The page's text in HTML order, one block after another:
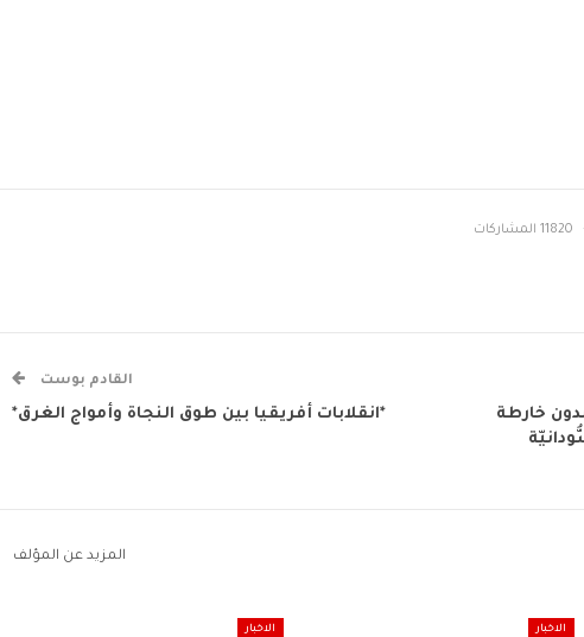
11820 المشاركات
خارطة
القادم بوست
*انقلابات أفريقيا بين طوق النجاة وأمواج الغرق*
المزيد عن المؤلف
الاخبار الاخبار